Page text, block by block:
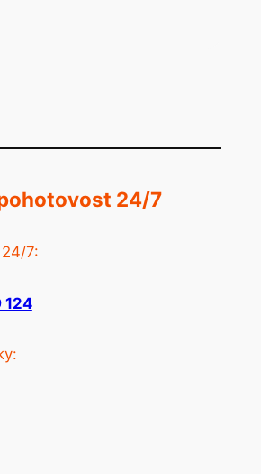
24/7
7:
124